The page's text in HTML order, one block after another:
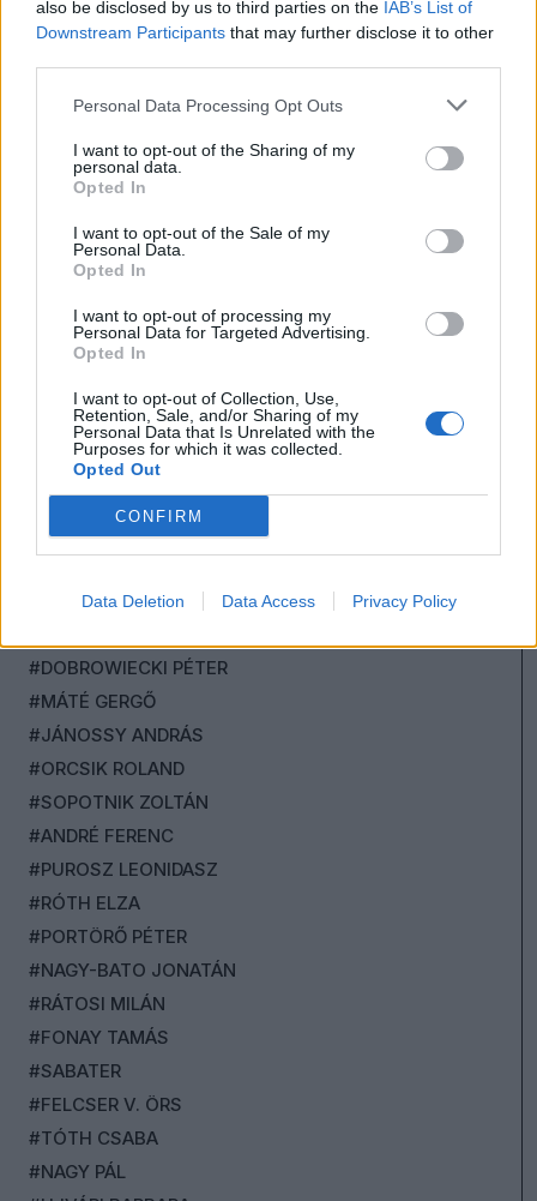
also be disclosed by us to third parties on the IAB’s List of
Downstream Participants that may further disclose it to other
Personal Data Processing Opt Outs
I want to opt-out of the Sharing of my
personal data.
Opted In
I want to opt-out of the Sale of my
Personal Data.
Opted In
I want to opt-out of processing my
Personal Data for Targeted Advertising.
Opted In
I want to opt-out of Collection, Use,
Retention, Sale, and/or Sharing of my
Personal Data that Is Unrelated with the
Purposes for which it was collected.
Opted Out
CONFIRM
Data Deletion Data Access Privacy Policy
#MAKAI MÁTÉ
#GAZICS GYÖRGY
#KOLEK ZSOLT
#JOSEPH HARGITAI
#KISS NOÉMI
#DÉNES FERENC
#PAPP LÁSZLÓ TAMÁS
#KERT ATTILA
#CSUTAK ZSOLT
#MEGADJA GÁBOR
#KUSTÁN MAGYARI ATTILA
#KOVÁCS TIBOR
#NÉMETH RÓBERT
#KOLLÁR ÁRPÁD
#SZABÓ BORBÁLA
#DOBROWIECKI PÉTER
#MÁTÉ GERGŐ
#JÁNOSSY ANDRÁS
#ORCSIK ROLAND
#SOPOTNIK ZOLTÁN
#ANDRÉ FERENC
#PUROSZ LEONIDASZ
#RÓTH ELZA
#PORTÖRŐ PÉTER
#NAGY-BATO JONATÁN
#RÁTOSI MILÁN
#FONAY TAMÁS
#SABATER
#FELCSER V. ÖRS
#TÓTH CSABA
#NAGY PÁL